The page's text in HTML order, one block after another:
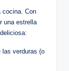
cocina. Con
una estrella
las verduras (o